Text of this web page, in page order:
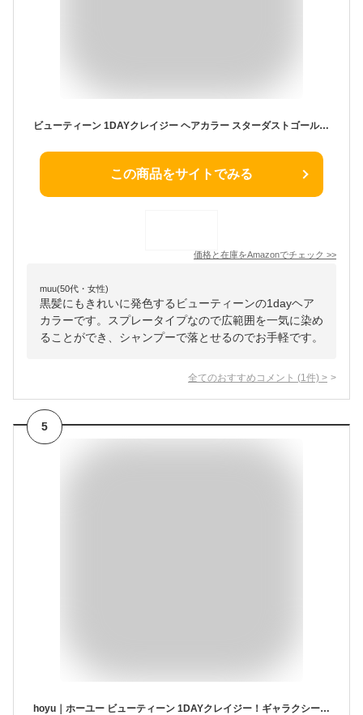
ビューティーン 1DAYクレイジー ヘアカラー スターダストゴールド 35グラム (x 1)
この商品をサイトでみる
価格と在庫をAmazonでチェック >>
muu(50代・女性)
黒髪にもきれいに発色するビューティーンの1dayヘア
カラーです。スプレータイプなので広範囲を一気に染め
ることができ、シャンプーで落とせるのでお手軽です。
全てのおすすめコメント (1 件) >
5
hoyu｜ホーユー ビューティーン 1DAYクレイジー！ギャラクシーシルバー 35g ヘアカラースプレー ビューティーン 1DAYクレイジー！